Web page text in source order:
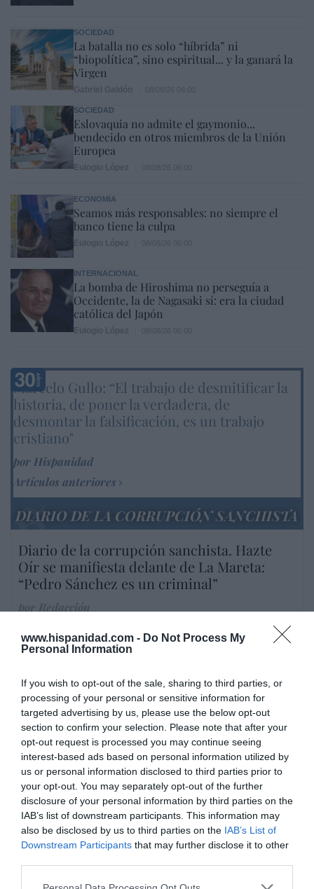
www.hispanidad.com - Do Not Process My
Personal Information
If you wish to opt-out of the sale, sharing to third parties, or
processing of your personal or sensitive information for
targeted advertising by us, please use the below opt-out
section to confirm your selection. Please note that after your
opt-out request is processed you may continue seeing
interest-based ads based on personal information utilized by
us or personal information disclosed to third parties prior to
your opt-out. You may separately opt-out of the further
disclosure of your personal information by third parties on the
IAB’s list of downstream participants. This information may
also be disclosed by us to third parties on the IAB’s List of
Downstream Participants that may further disclose it to other
SOCIEDAD
La batalla no es solo “híbrida” ni
“biopolítica”, sino espiritual... y la ganará la
Virgen
SOCIEDAD
Eslovaquia no admite el gaymonio...
bendecido en otros miembros de la Unión
Europea
ECONOMÍA
Seamos más responsables: no siempre el
banco tiene la culpa
INTERNACIONAL
La bomba de Hiroshima no perseguía a
Occidente, la de Nagasaki sí: era la ciudad
católica del Japón
Marcelo Gullo: “El trabajo de desmitificar la
historia, de poner la verdadera, de
desmontar la falsificación, es un trabajo
cristiano"
por Hispanidad
Artículos anteriores
DIARIO DE LA CORRUPCIÓN SANCHISTA
Diario de la corrupción sanchista. Hazte
Oír se manifiesta delante de La Mareta:
“Pedro Sánchez es un criminal”
Enormes minucias
por Eulogio López